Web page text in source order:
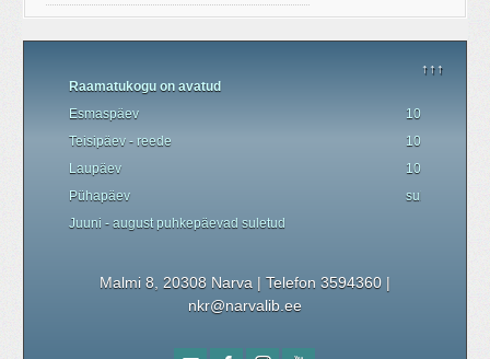
↑↑↑
Raamatukogu on avatud
Esmaspäev
10.00 - 19.00
Teisipäev - reede
10.00 - 18.00
Laupäev
10.00 - 17.00
Pühapäev
suletud
Juuni - augustpuhkepäevad suletud
Malmi 8, 20308 Narva | Telefon 3594360 |
nkr@narvalib.ee